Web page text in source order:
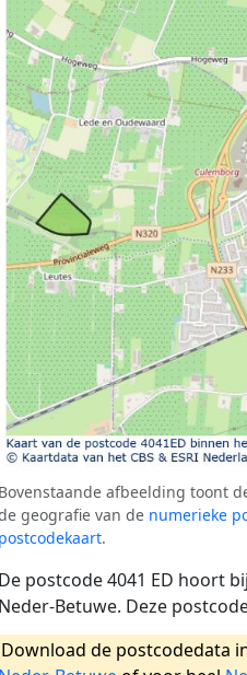
Bovenstaande afbeelding toont
geografie van de numerieke
postcodekaart.
De postcode 4041 ED hoort
Neder-Betuwe. Deze
Download de postcodedata